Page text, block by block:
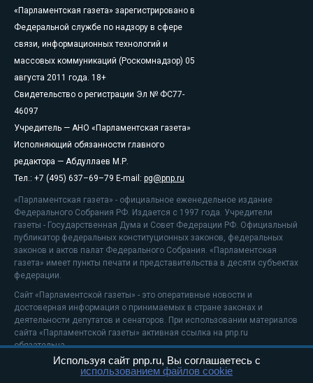
«Парламентская газета» зарегистрировано в
Федеральной службе по надзору в сфере
связи, информационных технологий и
массовых коммуникаций (Роскомнадзор) 05
августа 2011 года. 18+
Свидетельство о регистрации Эл № ФС77-
46097
Учредитель — АНО «Парламентская газета»
Исполняющий обязанности главного
редактора — Абдуллаев М.Р.
Тел.: +7 (495) 637–69–79 E-mail: pg@pnp.ru
«Парламентская газета» - официальное еженедельное издание
Федерального Собрания РФ. Издается с 1997 года. Учредители
газеты - Государственная Дума и Совет Федерации РФ. Официальный
публикатор федеральных конституционных законов, федеральных
законов и актов палат Федерального Собрания. «Парламентская
газета» имеет пункты печати и представительства в десяти субъектах
федерации.
Сайт «Парламентской газеты» - это оперативные новости и
достоверная информация о принимаемых в стране законах и
деятельности депутатов и сенаторов. При использовании материалов
сайта «Парламентской газеты» активная ссылка на pnp.ru
обязательна.
На информационном ресурсе применяютсярекомендательные
Используя сайт pnp.ru, Вы соглашаетесь с
использованием файлов cookie